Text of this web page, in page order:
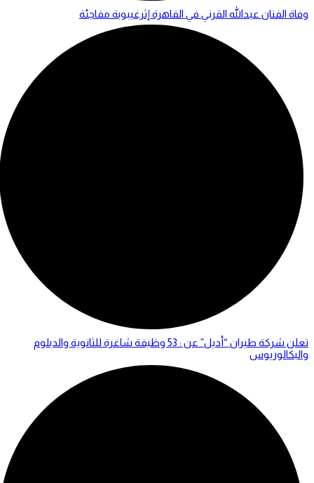
وفاة الفنان عبدالله القرني في القاهرة إثرغيبوبة مفاجئة
تعلن شركة طيران “أديل” عن : 53 وظيفة شاغرة للثانوية والدبلوم
والبكالوريوس